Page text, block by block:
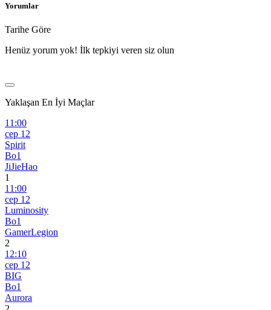
Yorumlar
Tarihe Göre
Henüz yorum yok! İlk tepkiyi veren siz olun
Yaklaşan En İyi Maçlar
11:00
сер 12
Spirit
Bo1
JiJieHao
1
11:00
сер 12
Luminosity
Bo1
GamerLegion
2
12:10
сер 12
BIG
Bo1
Aurora